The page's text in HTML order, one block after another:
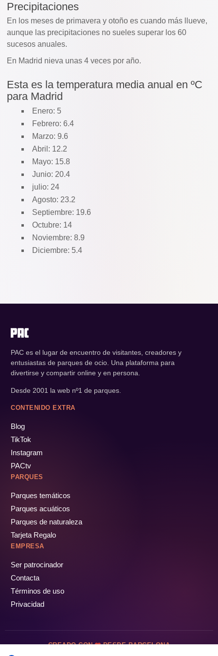
Precipitaciones
En los meses de primavera y otoño es cuando más llueve,
aunque las precipitaciones no sueles superar los 60
sucesos anuales.
En Madrid nieva unas 4 veces por año.
Esta es la temperatura media anual en ºC
para Madrid
Enero: 5
Febrero: 6.4
Marzo: 9.6
Abril: 12.2
Mayo: 15.8
Junio: 20.4
julio: 24
Agosto: 23.2
Septiembre: 19.6
Octubre: 14
Noviembre: 8.9
Diciembre: 5.4
PAC es el lugar de encuentro de visitantes, creadores y
entusiastas de parques de ocio. Una plataforma para
divertirse y compartir online y en persona.
Desde 2001 la web nº1 de parques.
CONTENIDO EXTRA
Blog
TikTok
Instagram
PACtv
PARQUES
Parques temáticos
Parques acuáticos
Parques de naturaleza
Tarjeta Regalo
EMPRESA
Ser patrocinador
Contacta
Términos de uso
Privacidad
CREADO CON DESDE BARCELONA